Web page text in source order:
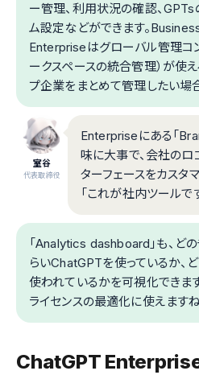
ー管理、利用状況の確認、GPTs
ム設定などができます。
Enterpriseはグローバル管理コ
ークスペースの統合管理）が使え
プ企業をまとめて管理したい場
室谷
代表取締役
Enterpriseにある「
味に大事で、会社の
ターフェースをカスタ
「これが社内ツールで
「Analytics dashboard」も、ど
らいChatGPTを使っているか、
使われているかを可視化できま
ライセンスの最適化に使えますね
ChatGPT